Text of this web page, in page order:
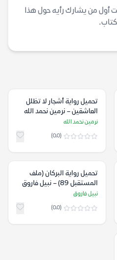
أول من يشارك رأيه حول هذا
تحميل رواية أشجار لا تظلل
العاشقين – نرمين نحمد الله
نرمين نحمد الله
(0.0)
تحميل رواية البركان (ملف
المستقبل 89) – نبيل فاروق
نبيل فاروق
(0.0)